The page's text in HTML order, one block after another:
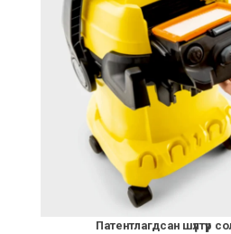
Патентлагдсан шүүлтүүр